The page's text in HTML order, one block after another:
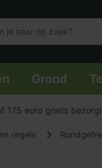
Grond
175 euro gratis
regels